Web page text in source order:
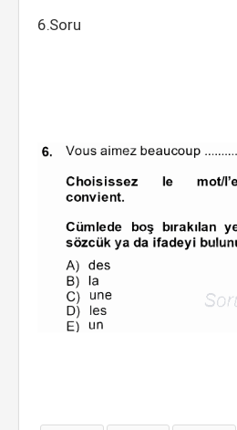
6.Soru